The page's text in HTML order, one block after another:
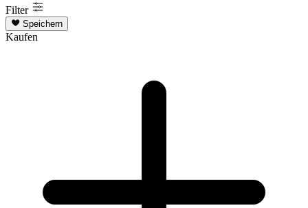
Filter
Speichern
Kaufen